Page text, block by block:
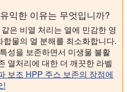
익한 이유는 무엇입니까?
은 비열 처리는 열에 민감한 영
물의 열 분해를 최소화합니다.
성을 보존하면서 미생물 불활
열처리에 대한 더 깨끗한 라벨
보조 HPP 주스 보존의 장점에
!